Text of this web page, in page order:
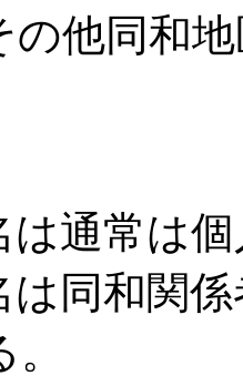
他同和地
は通常は
は同和関